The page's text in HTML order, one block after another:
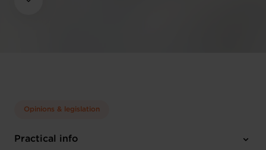
Opinions & legislation
Practical info